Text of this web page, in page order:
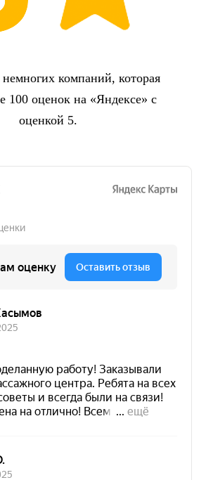
компаний, которая
100 оценок на «Яндексе» с
оценкой 5.